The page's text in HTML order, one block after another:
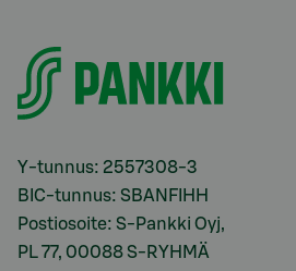
Y-tunnus: 2557308-3
BIC-tunnus: SBANFIHH
Postiosoite: S-Pankki Oyj,
PL 77, 00088 S-RYHMÄ